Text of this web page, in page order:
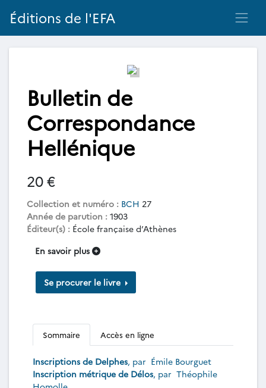
Éditions de l'EFA
Bulletin de
Correspondance
Hellénique
20 €
Collection et numéro : BCH 27
Année de parution : 1903
Éditeur(s) : École française d’Athènes
En savoir plus
Se procurer le livre
Sommaire Accès en ligne
Inscriptions de Delphes, par Émile Bourguet
Inscription métrique de Délos, par Théophile